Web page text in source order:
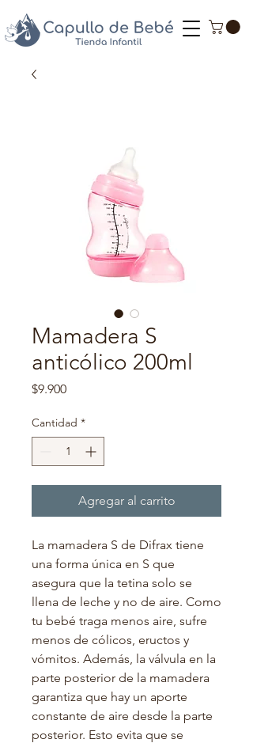
Mamadera S
anticólico 200ml
$9.900Precio
Cantidad *
Agregar al carrito
La mamadera S de Difrax tiene
una forma única en S que
asegura que la tetina solo se
llena de leche y no de aire. Como
tu bebé traga menos aire, sufre
menos de cólicos, eructos y
vómitos. Además, la válvula en la
parte posterior de la mamadera
garantiza que hay un aporte
constante de aire desde la parte
posterior. Esto evita que se